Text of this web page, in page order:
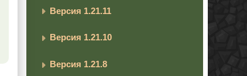
Версия 1.21.11
Версия 1.21.10
Версия 1.21.8